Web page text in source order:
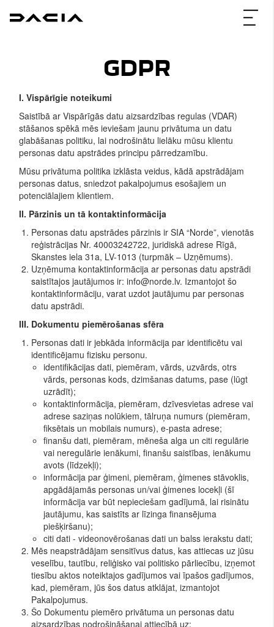
GDPR
I. Vispārīgie noteikumi
Saistībā ar Vispārīgās datu aizsardzības regulas (VDAR)
stāšanos spēkā mēs ieviešam jaunu privātuma un datu
glabāšanas politiku, lai nodrošinātu lielāku mūsu klientu
personas datu apstrādes principu pārredzamību.
Mūsu privātuma politika izklāsta veidus, kādā apstrādājam
personas datus, sniedzot pakalpojumus esošajiem un
potenciālajiem klientiem.
II. Pārzinis un tā kontaktinformācija
Personas datu apstrādes pārzinis ir SIA “Norde”, vienotās
reģistrācijas Nr. 40003242722, juridiskā adrese Rīgā,
Skanstes iela 31a, LV-1013 (turpmāk – Uzņēmums).
Uzņēmuma kontaktinformācija ar personas datu apstrādi
saistītajos jautājumos ir: info@norde.lv. Izmantojot šo
kontaktinformāciju, varat uzdot jautājumu par personas
datu apstrādi.
III. Dokumentu piemērošanas sfēra
Personas dati ir jebkāda informācija par identificētu vai
identificējamu fizisku personu.
identifikācijas dati, piemēram, vārds, uzvārds, otrs
vārds, personas kods, dzimšanas datums, pase (lūgt
uzrādīt);
kontaktinformācija, piemēram, dzīvesvietas adrese vai
adrese saziņas nolūkiem, tālruņa numurs (piemēram,
fiksētais un mobilais numurs), e-pasta adrese;
finanšu dati, piemēram, mēneša alga un citi regulārie
vai neregulārie ienākumi, finanšu saistības, ienākumu
avots (līdzekļi);
informācija par ģimeni, piemēram, ģimenes stāvoklis,
apgādājamās personas un/vai ģimenes locekļi (šī
informācija var būt nepieciešam gadījumā, lai risinātu
jautājumu, kas saistīts ar līzinga finansējuma
piešķiršanu);
citi dati - videonovērošanas dati un balss ierakstu dati;
Mēs neapstrādājam sensitīvus datus, kas attiecas uz jūsu
veselību, tautību, reliģisko vai politisko pārliecību, izņemot
tiesību aktos noteiktajos gadījumos vai īpašos gadījumos,
kad, piemēram, jūs šos datus atklājat, izmantojot
Pakalpojumus.
Šo Dokumentu piemēro privātuma un personas datu
aizsardzības nodrošināšanai attiecībā uz: